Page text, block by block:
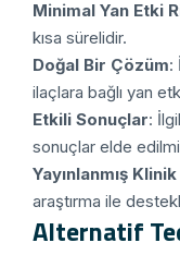
Minimal Yan Etki
kısa sürelidir.
Doğal Bir Çözüm:
ilaçlara bağlı yan
Etkili Sonuçlar:
sonuçlar elde
Yayınlanmış
araştırma ile
Alternatif